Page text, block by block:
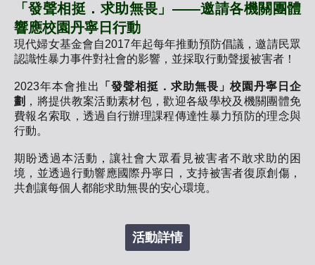
「發聲相挺．求助無畏」——邀請各機關團體
響應校園丹寧日行動
現代婦女基金會自2017年起每年推動預防倡議，邀請民眾
認識性暴力事件對社會的影響，並採取行動聲援被害者！
2023年本會推出
「發聲相挺．求助無畏」校園丹寧日企
劃 ，將提供教案活動素材包，歡迎各級學校及機關團體免
費報名索取，透過自行辦理課程傳達性暴力預防的理念與
行動。
期盼透過本活動，讓社會大眾看見被害者不敢求助的困
境，並透過行動響應國際丹寧日，支持被害者復原創傷，
共創讓每個人都能求助無畏的安心環境。
活動詳情